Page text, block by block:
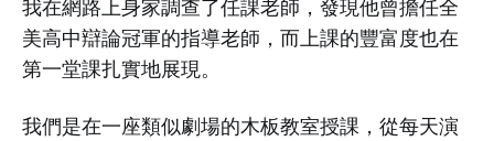
我在網路上身家調查了任課老師，發現他曾擔任全
美高中辯論冠軍的指導老師，而上課的豐富度也在
第一堂課扎實地展現。
我們是在一座類似劇場的木板教室授課，從每天演